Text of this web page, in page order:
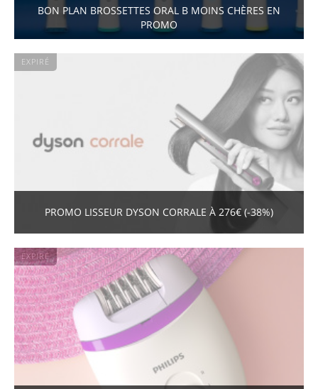
BON PLAN BROSSETTES ORAL B MOINS CHÈRES EN
PROMO
EXPIRÉ
PROMO LISSEUR DYSON CORRALE À 276€ (-38%)
EXPIRÉ